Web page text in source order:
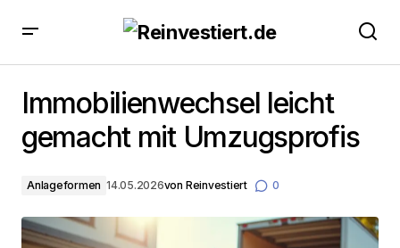
Immobilienwechsel leicht
gemacht mit Umzugsprofis
Anlageformen 14.05.2026von Reinvestiert 0